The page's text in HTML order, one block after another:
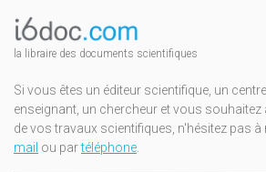
la libraire des documents scientifiques
Si vous êtes un éditeur scientifique, un
enseignant, un chercheur et vous
de vos travaux scientifiques, n'hésitez pas
mail ou partéléphone